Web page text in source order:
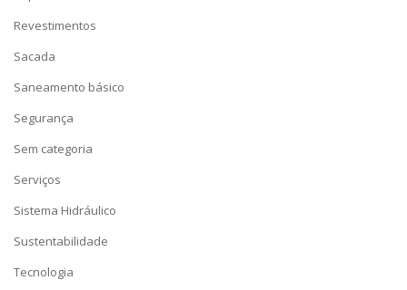
Revestimentos
Sacada
Saneamento básico
Segurança
Sem categoria
Serviços
Sistema Hidráulico
Sustentabilidade
Tecnologia